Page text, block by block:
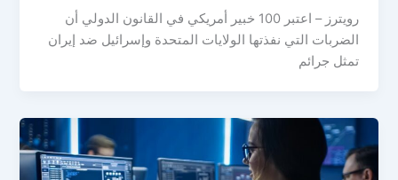
رويترز – اعتبر 100 خبير أمريكي في القانون الدولي أن
الضربات التي نفذتها الولايات المتحدة وإسرائيل ضد إيران
تمثل جرائم